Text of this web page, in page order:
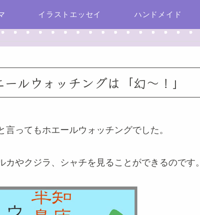
イラストエッセイ ハンドメイド
ルウォッチングは「幻〜！」
ってもホエールウォッチングでした。
やクジラ、シャチを見ることができるのです。